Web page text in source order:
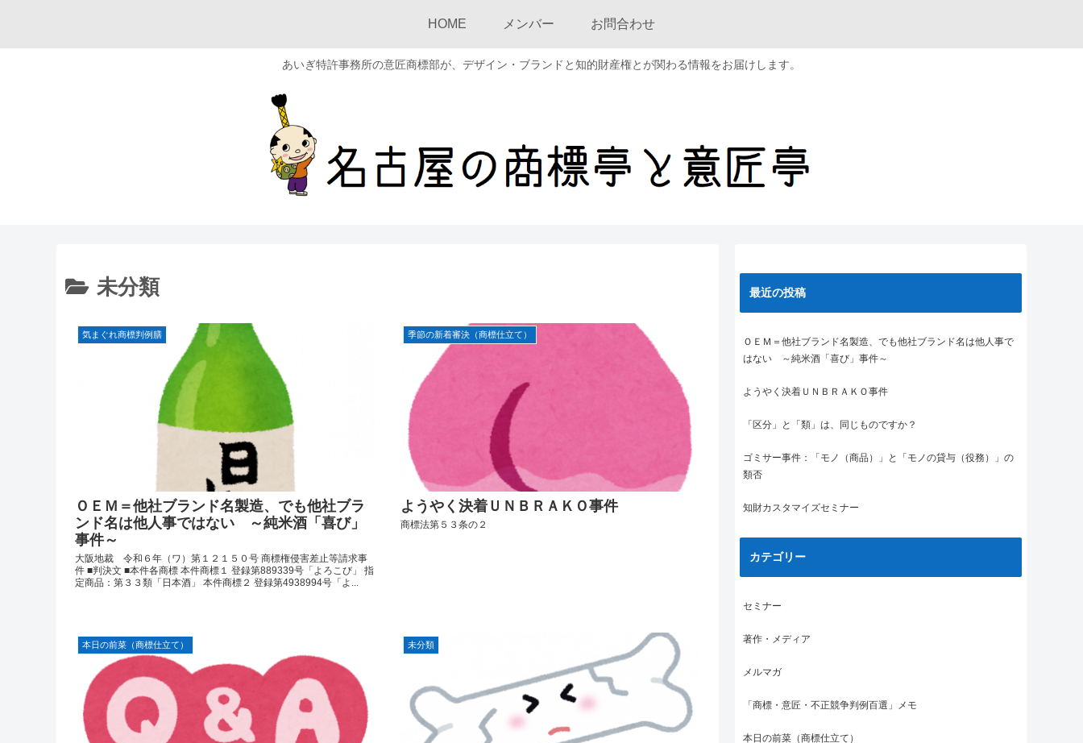
あいぎ特許事務所の意匠商標部が、デザイン・ブランドと知的財産権とが関わる情報をお届けします。
HOME メンバー お問合わせ
未分類
気まぐれ商標判例膳
ＯＥＭ＝他社ブランド名製造、でも他社ブラ
ンド名は他人事ではない ～純米酒「喜び」
事件～
大阪地裁 令和６年（ワ）第１２１５０号 商標権侵害差止等請求事
件 ■判決文 ■本件各商標 本件商標１ 登録第889339号「よろこび」 指
定商品：第３３類「日本酒」 本件商標２ 登録第4938994号「よ...
季節の新着審決（商標仕立て）
ようやく決着ＵＮＢＲＡＫＯ事件
商標法第５３条の２
本日の前菜（商標仕立て） 未分類
最近の投稿
ＯＥＭ＝他社ブランド名製造、でも他社ブランド名は他人事で
はない ～純米酒「喜び」事件～
ようやく決着ＵＮＢＲＡＫＯ事件
「区分」と「類」は、同じものですか？
ゴミサー事件：「モノ（商品）」と「モノの貸与（役務）」の
類否
知財カスタマイズセミナー
カテゴリー
セミナー
著作・メディア
メルマガ
「商標・意匠・不正競争判例百選」メモ
本日の前菜（商標仕立て）